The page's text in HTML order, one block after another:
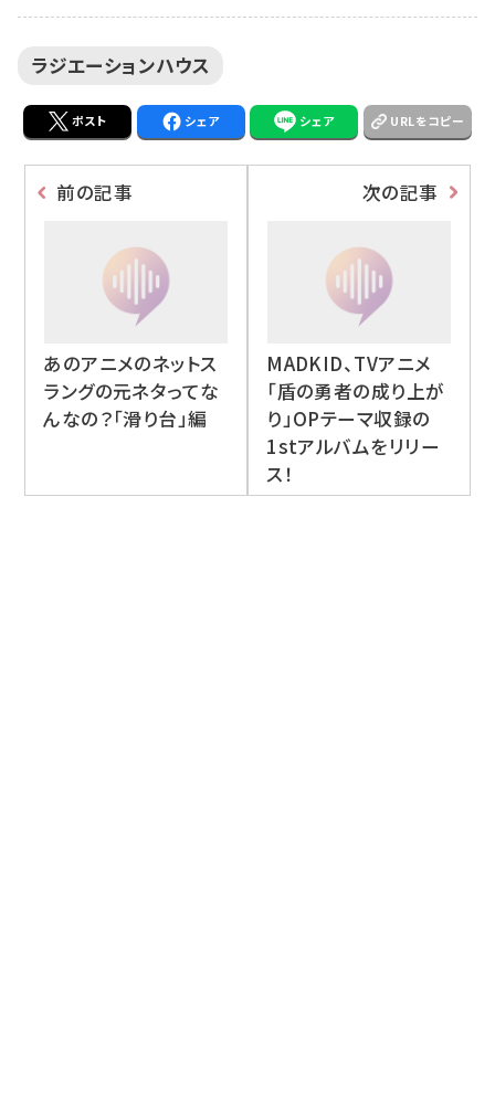
ラジエーションハウス
ポスト シェア シェア URLをコピー
前の記事
あのアニメのネットス
ラングの元ネタってな
んなの？「滑り台」編
次の記事
MADKID、TVアニメ
「盾の勇者の成り上が
り」OPテーマ収録の
1stアルバムをリリー
ス！